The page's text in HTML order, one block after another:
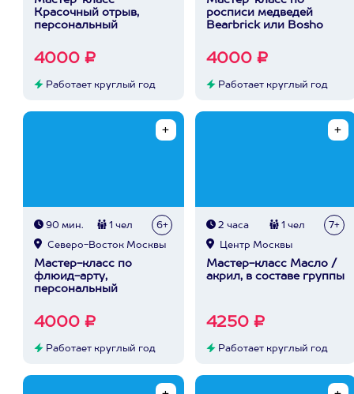
Красочный отрыв,
персональный
4000 ₽
Работает круглый год
росписи медведей
Bearbrick или Bosho
4000 ₽
Работает круглый год
90 мин. 1 чел 6+
Северо-Восток Москвы
Мастер-класс по
флюид-арту,
персональный
4000 ₽
Работает круглый год
2 часа 1 чел 7+
Центр Москвы
Мастер-класс Масло /
акрил, в составе группы
4250 ₽
Работает круглый год